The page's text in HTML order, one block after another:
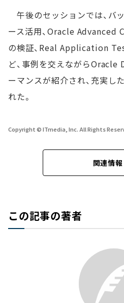
午後のセッションでは、バ
ース活用、Oracle
の検証、Real Application
ど、事例を交えながら
ーマンスが紹介され、充実し
れた。
Copyright © ITmedia, Inc. All Rights
関連情報
この記事の著者